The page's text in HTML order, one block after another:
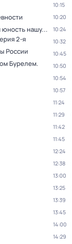
юность нашу...
2-я
России
Бурелем.
10:15
10:20
10:24
10:32
10:45
10:50
10:54
10:57
11:24
11:29
11:42
11:45
12:24
12:38
13:00
13:25
13:39
13:45
14:00
14:29